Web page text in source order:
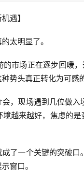
遇】
太明显了。
市场正在逐步回暖
势头真正转化为可感
，现场遇到几位做
越来越好，焦虑的
了一个关键的突破
窗口。